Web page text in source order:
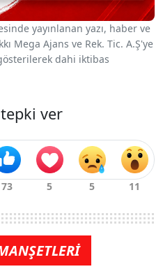
yayınlanan yazı, haber ve
Mega Ajans ve Rek. Tic. A.Ş'ye
dahi iktibas
ver